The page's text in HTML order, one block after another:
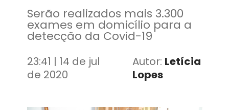
Serão realizados mais 3.300
exames em domicílio para a
detecção da Covid-19
23:41 | 14 de jul
de 2020
Autor: Letícia
Lopes